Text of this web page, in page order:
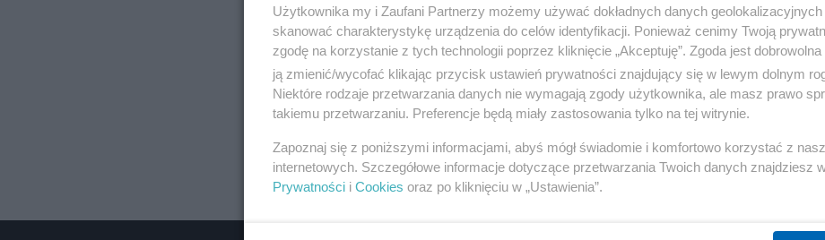
Użytkownika my i Zaufani Partnerzy możemy używać dokładnych danych
skanować charakterystykę urządzenia do celów identyfikacji. Ponieważ cenimy Twoją
zgodę na korzystanie z tych technologii poprzez kliknięcie „Akceptuję”. Zgoda jest
ją zmienić/wycofać klikając przycisk ustawień prywatności znajdujący się w lewym dolnym
Niektóre rodzaje przetwarzania danych nie wymagają zgody użytkownika, ale masz prawo
takiemu przetwarzaniu. Preferencje będą miały zastosowania tylko na tej witrynie.
Zapoznaj się z poniższymi informacjami, abyś mógł świadomie i komfortowo korzystać z
internetowych. Szczegółowe informacje dotyczące przetwarzania Twoich danych znajdziesz
Prywatności i Cookies oraz po kliknięciu w „Ustawienia”.